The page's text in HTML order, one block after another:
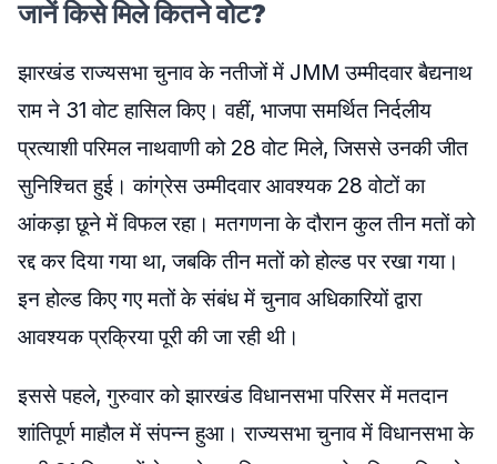
जानें किसे मिले कितने वोट?
झारखंड राज्यसभा चुनाव के नतीजों में JMM उम्मीदवार बैद्यनाथ
राम ने 31 वोट हासिल किए। वहीं, भाजपा समर्थित निर्दलीय
प्रत्याशी परिमल नाथवाणी को 28 वोट मिले, जिससे उनकी जीत
सुनिश्चित हुई। कांग्रेस उम्मीदवार आवश्यक 28 वोटों का
आंकड़ा छूने में विफल रहा। मतगणना के दौरान कुल तीन मतों को
रद्द कर दिया गया था, जबकि तीन मतों को होल्ड पर रखा गया।
इन होल्ड किए गए मतों के संबंध में चुनाव अधिकारियों द्वारा
आवश्यक प्रक्रिया पूरी की जा रही थी।
इससे पहले, गुरुवार को झारखंड विधानसभा परिसर में मतदान
शांतिपूर्ण माहौल में संपन्न हुआ। राज्यसभा चुनाव में विधानसभा के